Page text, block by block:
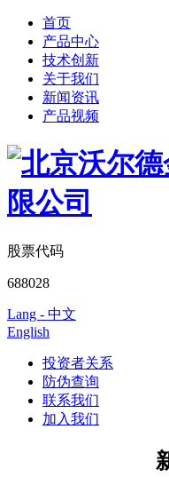
首页
产品中心
技术创新
关于我们
新闻资讯
产品视频
股票代码
688028
Lang - 中文
English
投资者关系
防伪查询
联系我们
加入我们